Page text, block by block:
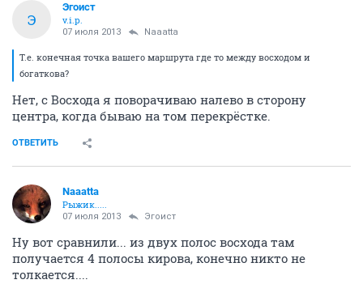
Э
Эгоист
v.i.p.
07 июля 2013 Naaatta
Т.е. конечная точка вашего маршрута где то между восходом и
богаткова?
Нет, с Восхода я поворачиваю налево в сторону
центра, когда бываю на том перекрёстке.
ОТВЕТИТЬ
Naaatta
Рыжик.....
07 июля 2013 Эгоист
Ну вот сравнили... из двух полос восхода там
получается 4 полосы кирова, конечно никто не
толкается....